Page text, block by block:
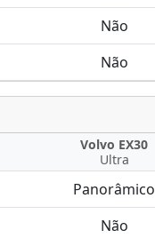
Não
Não
Volvo EX30
Ultra
Panorâmico
Não